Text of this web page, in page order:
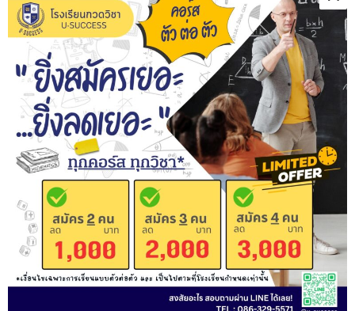
เวลาทำการของเรา
จันทร์-ศุกร์ 13:00-20:00
เสาร์ อาทิตย์ 9:00-18:00